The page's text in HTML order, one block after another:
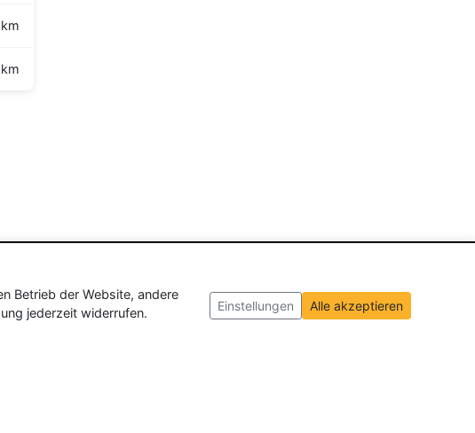
Betrieb der Website, andere
jederzeit widerrufen.
Einstellungen Alle akzeptieren